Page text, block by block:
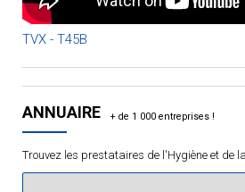
TVX - T45B
ANNUAIRE
Trouvez les prestataires de l'Hygiène et de